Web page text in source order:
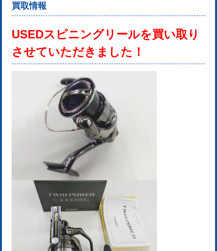
買取情報
USEDスピニングリールを買い取り
させていただきました！